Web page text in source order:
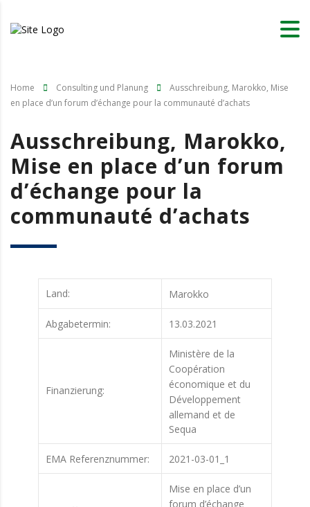
Home Consulting und Planung
Ausschreibung, Marokko, Mise
en place d’un forum d’échange pour la communauté d’achats
Ausschreibung, Marokko,
Mise en place d’un forum
d’échange pour la
communauté d’achats
Land: Marokko
Abgabetermin: 13.03.2021
Finanzierung:
Ministère de la
Coopération
économique et du
Développement
allemand et de
Sequa
EMA Referenznummer: 2021-03-01_1
Mise en place d’un
forum d’échange